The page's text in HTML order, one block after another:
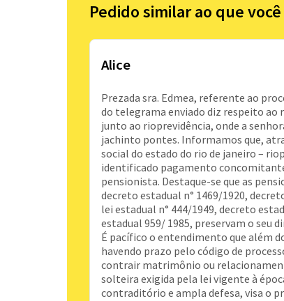
Pedido similar ao que
Alice
Prezada sra. Edmea, referente ao
do telegrama enviado diz respeito ao
junto ao rioprevidência, onde a
jachinto pontes. Informamos que,
social do estado do rio de janeiro –
identificado pagamento
pensionista. Destaque-se que as
decreto estadual n° 1469/1920,
lei estadual n° 444/1949, decreto
estadual 959/ 1985, preservam o seu
É pacífico o entendimento que além
havendo prazo pelo código de
contrair matrimônio ou
solteira exigida pela lei vigente à
contraditório e ampla defesa, visa o